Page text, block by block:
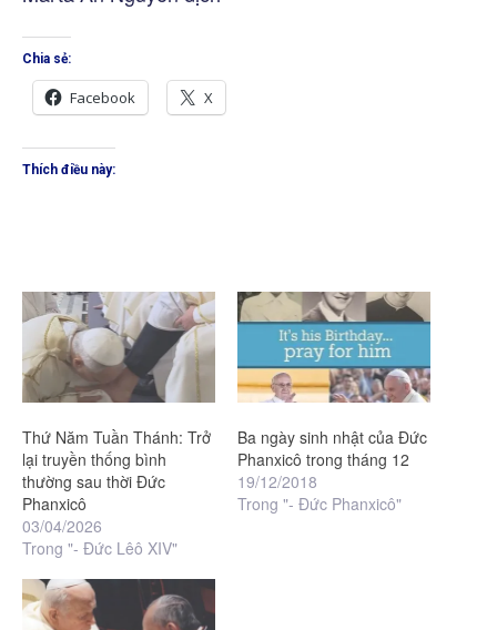
Chia sẻ:
Facebook X
Thích điều này:
Thứ Năm Tuần Thánh: Trở
lại truyền thống bình
thường sau thời Đức
Phanxicô
03/04/2026
Trong "- Đức Lêô XIV"
Ba ngày sinh nhật của Đức
Phanxicô trong tháng 12
19/12/2018
Trong "- Đức Phanxicô"